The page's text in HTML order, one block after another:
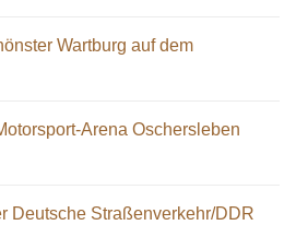
Wartburg auf dem
Arena Oschersleben
Deutsche Straßenverkehr/DDR